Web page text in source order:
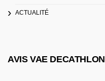
ACTUALITÉ
AVIS VAE DECATHLON